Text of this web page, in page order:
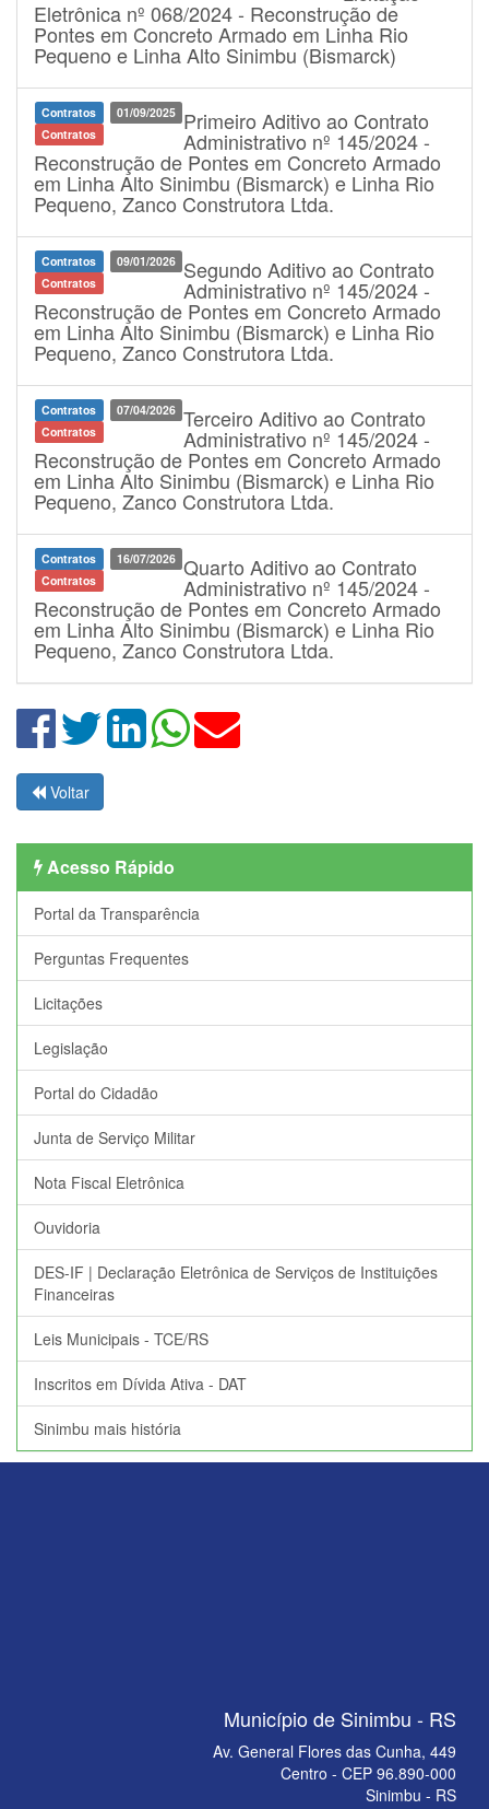
Eletrônica nº 068/2024 - Reconstrução de
Pontes em Concreto Armado em Linha Rio
Pequeno e Linha Alto Sinimbu (Bismarck)
Contratos
01/09/2025
Contratos
Primeiro Aditivo ao Contrato
Administrativo nº 145/2024 -
Reconstrução de Pontes em Concreto Armado
em Linha Alto Sinimbu (Bismarck) e Linha Rio
Pequeno, Zanco Construtora Ltda.
Contratos
09/01/2026
Contratos
Segundo Aditivo ao Contrato
Administrativo nº 145/2024 -
Reconstrução de Pontes em Concreto Armado
em Linha Alto Sinimbu (Bismarck) e Linha Rio
Pequeno, Zanco Construtora Ltda.
Contratos
07/04/2026
Contratos
Terceiro Aditivo ao Contrato
Administrativo nº 145/2024 -
Reconstrução de Pontes em Concreto Armado
em Linha Alto Sinimbu (Bismarck) e Linha Rio
Pequeno, Zanco Construtora Ltda.
Contratos
16/07/2026
Contratos
Quarto Aditivo ao Contrato
Administrativo nº 145/2024 -
Reconstrução de Pontes em Concreto Armado
em Linha Alto Sinimbu (Bismarck) e Linha Rio
Pequeno, Zanco Construtora Ltda.
Voltar
Acesso Rápido
Portal da Transparência
Perguntas Frequentes
Licitações
Legislação
Portal do Cidadão
Junta de Serviço Militar
Nota Fiscal Eletrônica
Ouvidoria
DES-IF | Declaração Eletrônica de Serviços de Instituições
Financeiras
Leis Municipais - TCE/RS
Inscritos em Dívida Ativa - DAT
Sinimbu mais história
Município de Sinimbu - RS
Av. General Flores das Cunha, 449
Centro - CEP 96.890-000
Sinimbu - RS